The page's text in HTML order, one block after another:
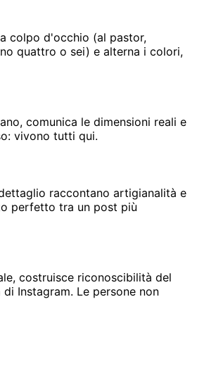
colpo d'occhio (al pastor,
quattro o sei) e alterna i colori,
comunica le dimensioni reali e
vivono tutti qui.
raccontano artigianalità e
perfetto tra un post più
costruisce riconoscibilità del
Instagram. Le persone non